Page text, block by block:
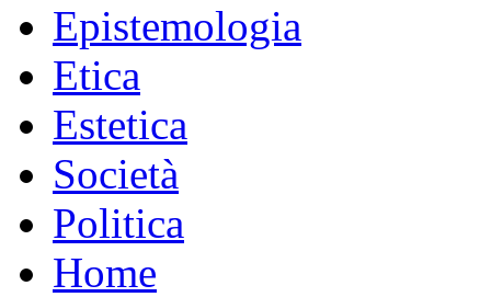
Epistemologia
Etica
Estetica
Società
Politica
Home